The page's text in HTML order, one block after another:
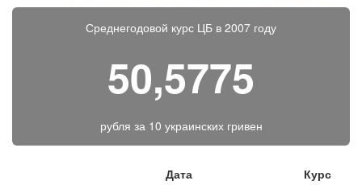
Среднегодовой курс ЦБ в 2007 году
50,5775
рубля за 10 украинских гривен
Дата
Курс